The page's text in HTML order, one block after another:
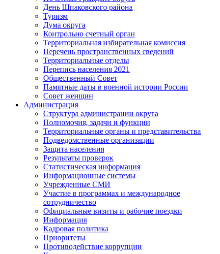
День Шпаковского района
Туризм
Дума округа
Контрольно счетный орган
Территориальная избирательная комиссия
Перечень пространственных сведений
Территориальные отделы
Перепись населения 2021
Общественный Совет
Памятные даты в военной истории России
Совет женщин
Администрация
Структура администрации округа
Полномочия, задачи и функции
Территориальные органы и представительства
Подведомственные организации
Защита населения
Результаты проверок
Статистическая информация
Информационные системы
Учрежденные СМИ
Участие в программах и международное
сотрудничество
Официальные визиты и рабочие поездки
Информация
Кадровая политика
Приоритеты
Противодействие коррупции